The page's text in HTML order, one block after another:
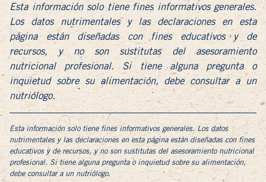
Esta información solo tiene fines informativos generales.
Los datos nutrimentales y las declaraciones en esta
página están diseñadas con fines educativos y de
recursos, y no son sustitutas del asesoramiento
nutricional profesional. Si tiene alguna pregunta o
inquietud sobre su alimentación, debe consultar a un
nutriólogo.
Esta información solo tiene fines informativos generales. Los datos
nutrimentales y las declaraciones en esta página están diseñadas con fines
educativos y de recursos, y no son sustitutas del asesoramiento nutricional
profesional. Si tiene alguna pregunta o inquietud sobre su alimentación,
debe consultar a un nutriólogo.